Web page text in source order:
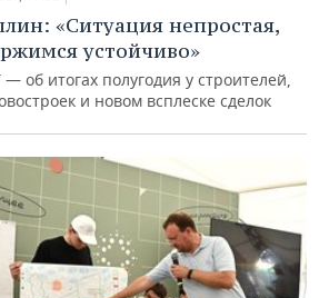
«Ситуация непростая,
устойчиво»
об итогах полугодия у строителей,
и новом всплеске сделок